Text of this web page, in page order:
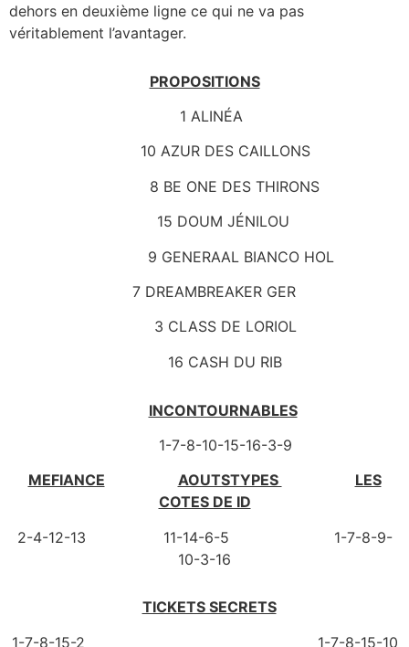
dehors en deuxième ligne ce qui ne va pas
véritablement l’avantager.
PROPOSITIONS
1 ALINÉA
10 AZUR DES CAILLONS
8 BE ONE DES THIRONS
15 DOUM JÉNILOU
9 GENERAAL BIANCO HOL
7 DREAMBREAKER GER
3 CLASS DE LORIOL
16 CASH DU RIB
INCONTOURNABLES
1-7-8-10-15-16-3-9
MEFIANCE
AOUTSTYPES
LES
COTES DE ID
2-4-12-13 11-14-6-5 1-7-8-9-
10-3-16
TICKETS SECRETS
1-7-8-15-2 1-7-8-15-10